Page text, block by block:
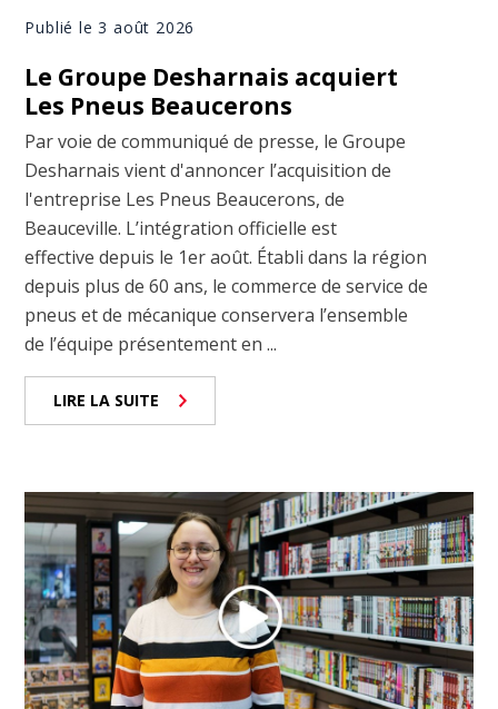
Publié le 3 août 2026
Le Groupe Desharnais acquiert
Les Pneus Beaucerons
Par voie de communiqué de presse, le Groupe
Desharnais vient d'annoncer l’acquisition de
l'entreprise Les Pneus Beaucerons, de
Beauceville. L’intégration officielle est
effective depuis le 1er août. Établi dans la région
depuis plus de 60 ans, le commerce de service de
pneus et de mécanique conservera l’ensemble
de l’équipe présentement en ...
LIRE LA SUITE